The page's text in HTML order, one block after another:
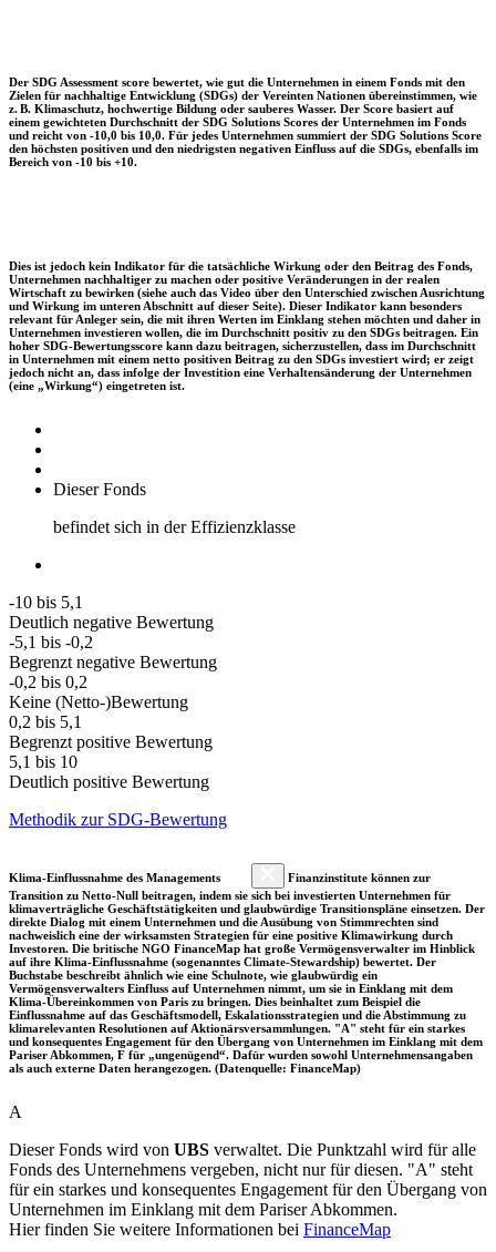
Der SDG Assessment score bewertet, wie gut die Unternehmen in einem Fonds mit den
Zielen für nachhaltige Entwicklung (SDGs) der Vereinten Nationen übereinstimmen, wie
z. B. Klimaschutz, hochwertige Bildung oder sauberes Wasser. Der Score basiert auf
einem gewichteten Durchschnitt der SDG Solutions Scores der Unternehmen im Fonds
und reicht von -10,0 bis 10,0. Für jedes Unternehmen summiert der SDG Solutions Score
den höchsten positiven und den niedrigsten negativen Einfluss auf die SDGs, ebenfalls im
Bereich von -10 bis +10.
Dies ist jedoch kein Indikator für die tatsächliche Wirkung oder den Beitrag des Fonds,
Unternehmen nachhaltiger zu machen oder positive Veränderungen in der realen
Wirtschaft zu bewirken (siehe auch das Video über den Unterschied zwischen Ausrichtung
und Wirkung im unteren Abschnitt auf dieser Seite). Dieser Indikator kann besonders
relevant für Anleger sein, die mit ihren Werten im Einklang stehen möchten und daher in
Unternehmen investieren wollen, die im Durchschnitt positiv zu den SDGs beitragen. Ein
hoher SDG-Bewertungsscore kann dazu beitragen, sicherzustellen, dass im Durchschnitt
in Unternehmen mit einem netto positiven Beitrag zu den SDGs investiert wird; er zeigt
jedoch nicht an, dass infolge der Investition eine Verhaltensänderung der Unternehmen
(eine „Wirkung“) eingetreten ist.
Dieser Fonds
befindet sich in der Effizienzklasse
-10 bis 5,1
Deutlich negative Bewertung
-5,1 bis -0,2
Begrenzt negative Bewertung
-0,2 bis 0,2
Keine (Netto-)Bewertung
0,2 bis 5,1
Begrenzt positive Bewertung
5,1 bis 10
Deutlich positive Bewertung
Methodik zur SDG-Bewertung
Klima-Einflussnahme des Managements
Finanzinstitute können zur
Transition zu Netto-Null beitragen, indem sie sich bei investierten Unternehmen für
klimaverträgliche Geschäftstätigkeiten und glaubwürdige Transitionspläne einsetzen. Der
direkte Dialog mit einem Unternehmen und die Ausübung von Stimmrechten sind
nachweislich eine der wirksamsten Strategien für eine positive Klimawirkung durch
Investoren. Die britische NGO FinanceMap hat große Vermögensverwalter im Hinblick
auf ihre Klima-Einflussnahme (sogenanntes Climate-Stewardship) bewertet. Der
Buchstabe beschreibt ähnlich wie eine Schulnote, wie glaubwürdig ein
Vermögensverwalters Einfluss auf Unternehmen nimmt, um sie in Einklang mit dem
Klima-Übereinkommen von Paris zu bringen. Dies beinhaltet zum Beispiel die
Einflussnahme auf das Geschäftsmodell, Eskalationsstrategien und die Abstimmung zu
klimarelevanten Resolutionen auf Aktionärsversammlungen. "A" steht für ein starkes
und konsequentes Engagement für den Übergang von Unternehmen im Einklang mit dem
Pariser Abkommen, F für „ungenügend“. Dafür wurden sowohl Unternehmensangaben
als auch externe Daten herangezogen. (Datenquelle: FinanceMap)
A
Dieser Fonds wird von UBS verwaltet. Die Punktzahl wird für alle
Fonds des Unternehmens vergeben, nicht nur für diesen. "A" steht
für ein starkes und konsequentes Engagement für den Übergang von
Unternehmen im Einklang mit dem Pariser Abkommen.
Hier finden Sie weitere Informationen bei FinanceMap